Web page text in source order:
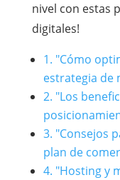
nivel con estas
digitales!
1. "Cómo
estrategia de
2. "Los
3. "Consejos
plan de
4. "Hosting y